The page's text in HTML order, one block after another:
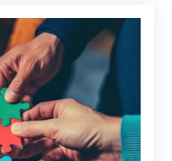
mit China ein
Wettbewerb